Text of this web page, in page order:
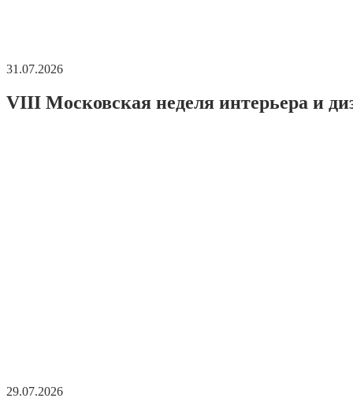
31.07.2026
VIII Московская неделя интерьера и
29.07.2026